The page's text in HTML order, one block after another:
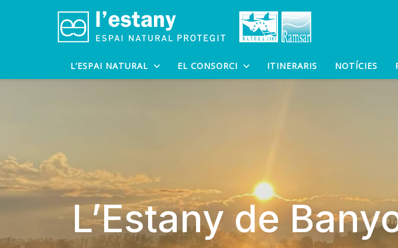
L’ESPAI NATURAL EL CONSORCI ITINERARIS NOTÍCIES
L’Estany de